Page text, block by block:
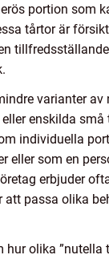
portion som
tårtor är
varianter av
enskilda små
individuella
eller som en
erbjuder
att passa olika
hur olika ”nutella